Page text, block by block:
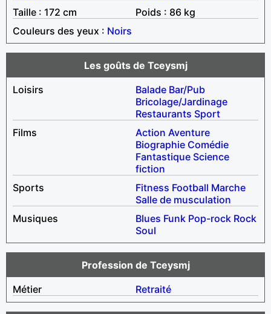
Taille : 172 cm
Poids : 86 kg
Couleurs des yeux : Noirs
Les goûts de Tceysmj
Loisirs
Balade Bar/Pub
Bricolage/Jardinage
Restaurants Sport
Films
Action Aventure
Biographie Comédie
Fantastique Science
fiction
Sports
Fitness Football Marche
Salle de musculation
Musiques
Blues Funk Pop-rock Rock
Soul
Profession de Tceysmj
Métier
Retraité